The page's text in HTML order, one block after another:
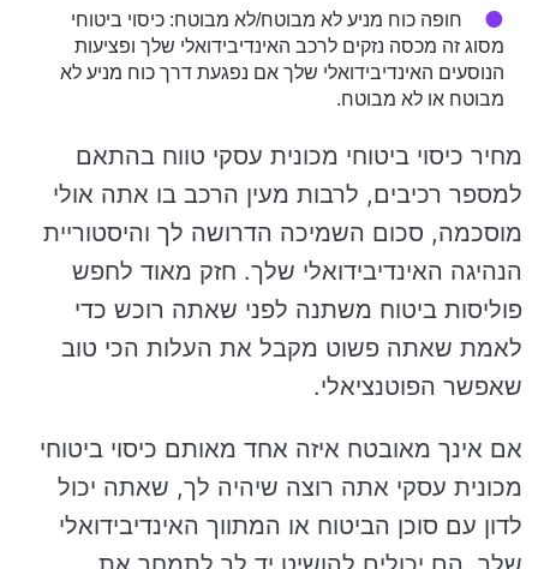
חופה כוח מניע לא מבוטח/לא מבוטח: כיסוי ביטוחי
מסוג זה מכסה נזקים לרכב האינדיבידואלי שלך ופציעות
הנוסעים האינדיבידואלי שלך אם נפגעת דרך כוח מניע לא
מבוטח או לא מבוטח.
מחיר כיסוי ביטוחי מכונית עסקי טווח בהתאם
למספר רכיבים, לרבות מעין הרכב בו אתה אולי
מוסכמה, סכום השמיכה הדרושה לך והיסטוריית
הנהיגה האינדיבידואלי שלך. חזק מאוד לחפש
פוליסות ביטוח משתנה לפני שאתה רוכש כדי
לאמת שאתה פשוט מקבל את העלות הכי טוב
שאפשר הפוטנציאלי.
אם אינך מאובטח איזה אחד מאותם כיסוי ביטוחי
מכונית עסקי אתה רוצה שיהיה לך, שאתה יכול
לדון עם סוכן הביטוח או המתווך האינדיבידואלי